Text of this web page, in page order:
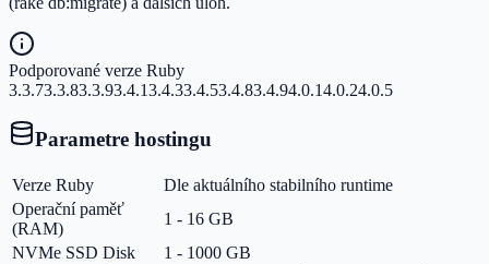
Podporované verze Ruby
3.3.73.3.83.3.93.4.13.4.33.4.53.4.83.4.94.0.14.0.24.0.5
Parametre hostingu
Verze Ruby
Dle aktuálního stabilního runtime
Operační paměť
(RAM)
1 - 16 GB
NVMe SSD Disk
1 - 1000 GB